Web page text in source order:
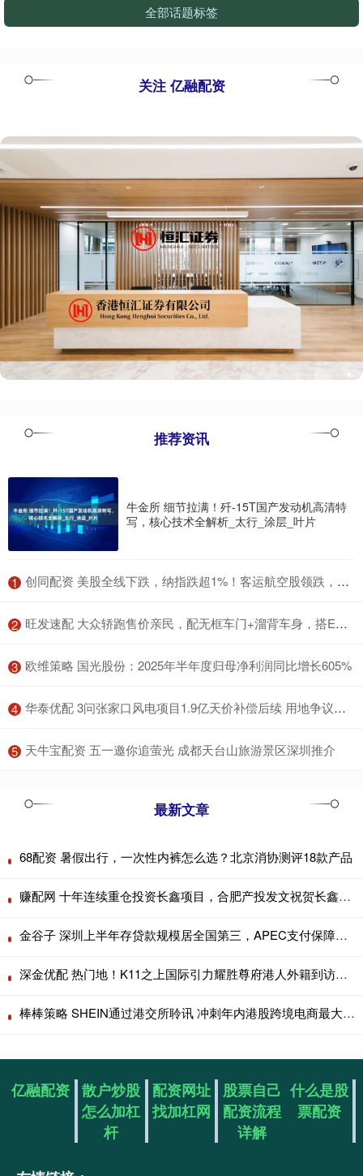
全部话题标签
关注 亿融配资
推荐资讯
牛金所 细节拉满！歼-15T国产发动机高清特
写，核心技术全解析_太行_涂层_叶片
1 ​创同配资 美股全线下跌，纳指跌超1%！客运航空股领跌，国际油价大涨
2 ​旺发速配 大众轿跑售价亲民，配无框车门+溜背车身，搭EA888 20高功率引擎
3 ​欧维策略 国光股份：2025年半年度归母净利润同比增长605%
4 ​华泰优配 3问张家口风电项目1.9亿天价补偿后续 用地争议待解
5 ​天牛宝配资 五一邀你追萤光 成都天台山旅游景区深圳推介
最新文章
68配资 暑假出行，一次性内裤怎么选？北京消协测评18款产品
赚配网 十年连续重仓投资长鑫项目，合肥产投发文祝贺长鑫科技上市
金谷子 深圳上半年存贷款规模居全国第三，APEC支付保障全面升级
深金优配 热门地！K11之上国际引力耀胜尊府港人外籍到访即定创新高
棒棒策略 SHEIN通过港交所聆讯 冲刺年内港股跨境电商最大IPO
亿融配资 散户炒股
怎么加杠
杆
配资网址
找加杠网
股票自己
配资流程
详解
什么是股
票配资